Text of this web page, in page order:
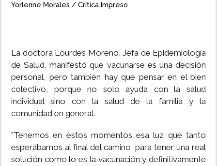
Yorlenne Morales / Crítica Impreso
La doctora Lourdes Moreno, Jefa de Epidemiología
de Salud, manifestó que vacunarse es una decisión
personal, pero también hay que pensar en el bien
colectivo, porque no solo ayuda con la salud
individual sino con la salud de la familia y la
comunidad en general.
"Tenemos en estos momentos esa luz que tanto
esperábamos al final del camino, para tener una real
solución como lo es la vacunación y definitivamente